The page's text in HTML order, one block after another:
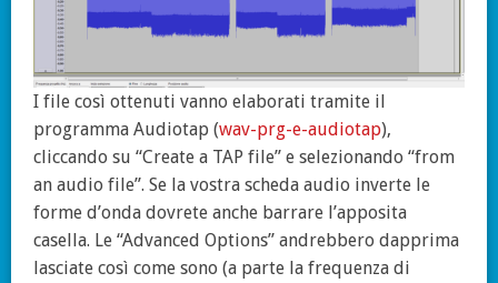
I file così ottenuti vanno elaborati tramite il
programma Audiotap (wav-prg-e-audiotap),
cliccando su “Create a TAP file” e selezionando “from
an audio file”. Se la vostra scheda audio inverte le
forme d’onda dovrete anche barrare l’apposita
casella. Le “Advanced Options” andrebbero dapprima
lasciate così come sono (a parte la frequenza di